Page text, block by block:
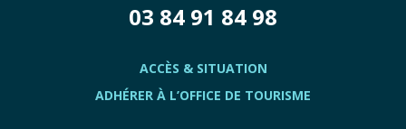
03 84 91 84 98
ACCÈS & SITUATION
ADHÉRER À L’OFFICE DE TOURISME